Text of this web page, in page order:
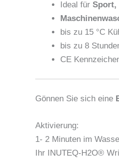
Ideal für Sport,
bis zu 15 °C
bis zu 8
CE
Gönnen Sie sich eine
Aktivierung:
1- 2 Minuten im
Ihr INUTEQ-H2O®